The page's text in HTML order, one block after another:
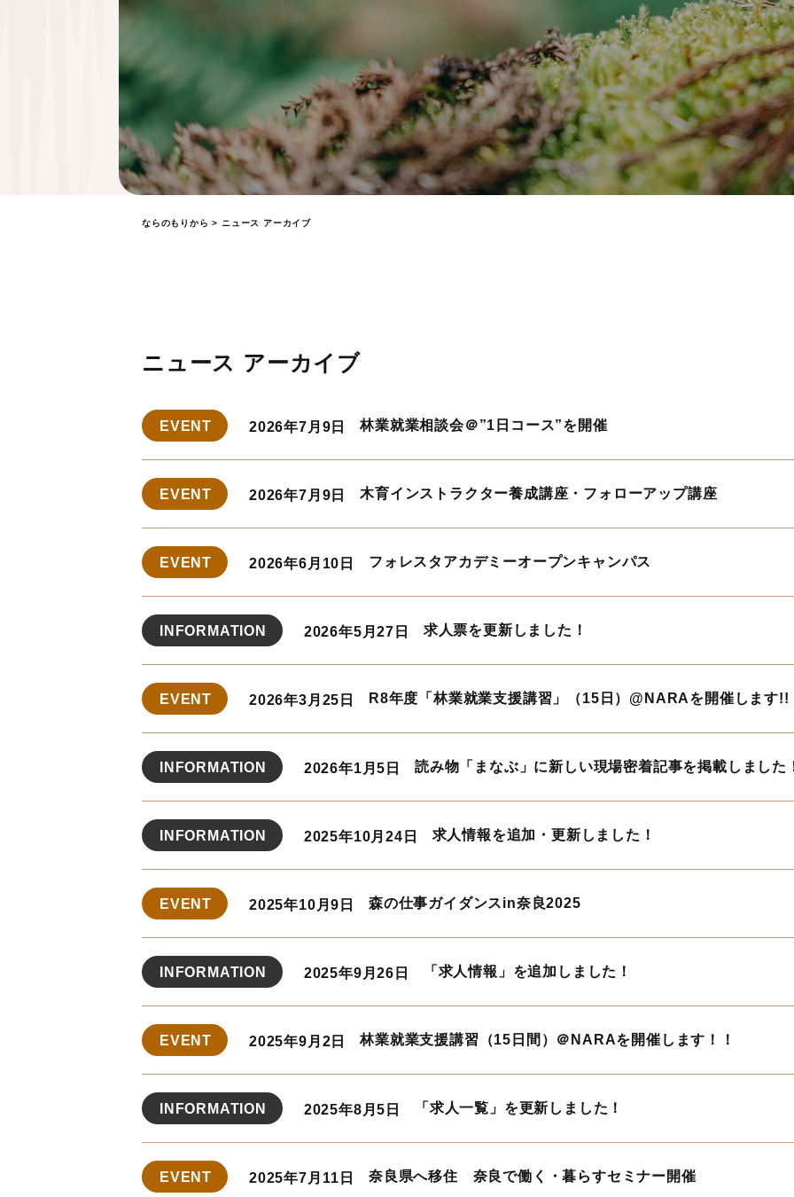
ならのもりから > ニュース アーカイブ
ニュース アーカイブ
EVENT 2026年7月9日 林業就業相談会＠”1日コース”を開催
EVENT 2026年7月9日 木育インストラクター養成講座・フォローアップ講座
EVENT 2026年6月10日 フォレスタアカデミーオープンキャンパス
INFORMATION 2026年5月27日 求人票を更新しました！
EVENT 2026年3月25日 R8年度「林業就業支援講習」（15日）@NARAを開催します!!
INFORMATION 2026年1月5日 読み物「まなぶ」に新しい現場密着記事を掲載しました
INFORMATION 2025年10月24日 求人情報を追加・更新しました！
EVENT 2025年10月9日 森の仕事ガイダンスin奈良2025
INFORMATION 2025年9月26日 「求人情報」を追加しました！
EVENT 2025年9月2日 林業就業支援講習（15日間）＠NARAを開催します！！
INFORMATION 2025年8月5日 「求人一覧」を更新しました！
EVENT 2025年7月11日 奈良県へ移住 奈良で働く・暮らすセミナー開催